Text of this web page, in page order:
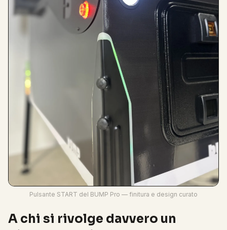
Pulsante START del BUMP Pro — finitura e design curato
A chi si rivolge davvero un